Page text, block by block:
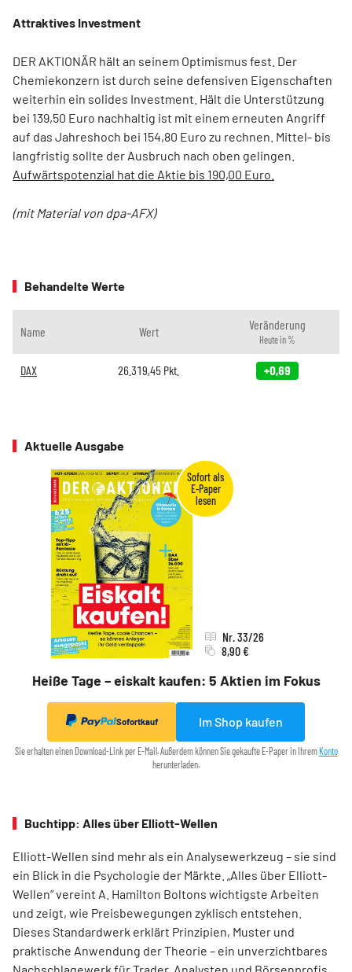
Attraktives Investment
DER AKTIONÄR hält an seinem Optimismus fest. Der
Chemiekonzern ist durch seine defensiven Eigenschaften
weiterhin ein solides Investment. Hält die Unterstützung
bei 139,50 Euro nachhaltig ist mit einem erneuten Angriff
auf das Jahreshoch bei 154,80 Euro zu rechnen. Mittel- bis
langfristig sollte der Ausbruch nach oben gelingen.
Aufwärtspotenzial hat die Aktie bis 190,00 Euro.
(mit Material von dpa-AFX)
Behandelte Werte
Name Wert Veränderung
Heute in %
DAX 26.319,45 Pkt. +0,69
Aktuelle Ausgabe
Heiße Tage – eiskalt kaufen: 5 Aktien im Fokus
Nr. 33/26
8,90 €
Sofortkauf Im Shop kaufen
Sie erhalten einen Download-Link per E-Mail. Außerdem können Sie gekaufte E-Paper in Ihrem Konto
herunterladen.
Buchtipp: Alles über Elliott-Wellen
Elliott-Wellen sind mehr als ein Analysewerkzeug – sie sind
ein Blick in die Psychologie der Märkte. „Alles über Elliott-
Wellen“ vereint A. Hamilton Boltons wichtigste Arbeiten
und zeigt, wie Preisbewegungen zyklisch entstehen.
Dieses Standardwerk erklärt Prinzipien, Muster und
praktische Anwendung der Theorie – ein unverzichtbares